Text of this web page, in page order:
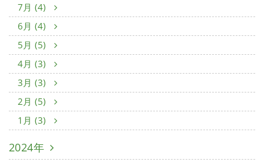
7月 (4)
6月 (4)
5月 (5)
4月 (3)
3月 (3)
2月 (5)
1月 (3)
2024年